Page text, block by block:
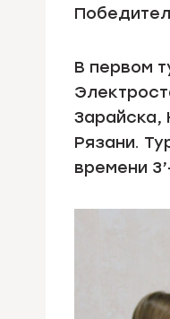
В первом
Зарайска,
Рязани.
времени